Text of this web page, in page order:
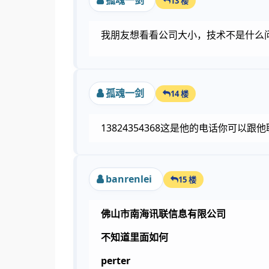
我朋友想看看公司大小，技术不是什么
孤魂一剑 14 楼
13824354368这是他的电话你可以跟他
banrenlei 15 楼
佛山市南海讯联信息有限公司
不知道里面如何
perter